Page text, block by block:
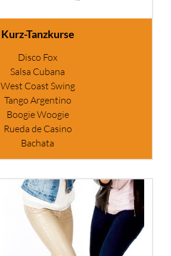
Kurz-Tanzkurse
Disco Fox
Salsa Cubana
West Coast Swing
Tango Argentino
Boogie Woogie
Rueda de Casino
Bachata